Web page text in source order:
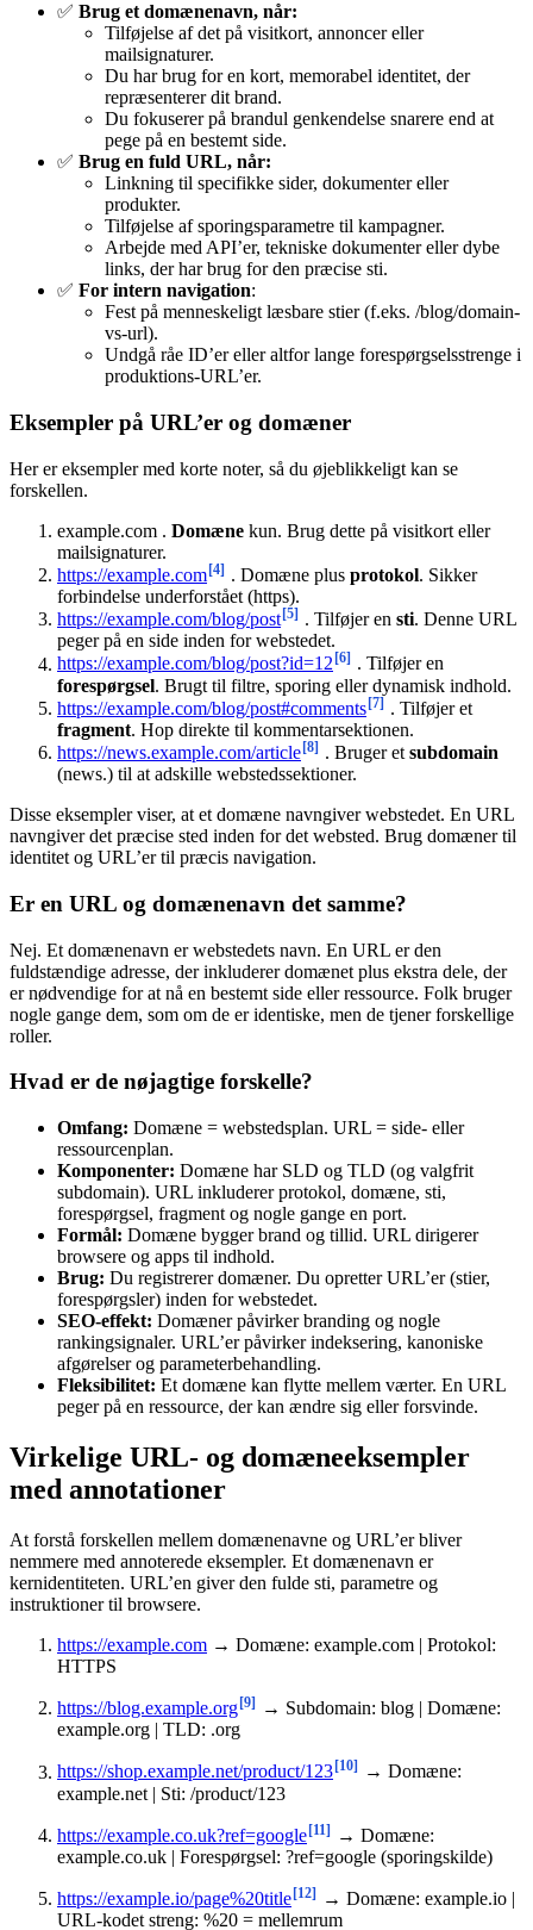
✅ Brug et domænenavn, når:
Tilføjelse af det på visitkort, annoncer eller
mailsignaturer.
Du har brug for en kort, memorabel identitet, der
repræsenterer dit brand.
Du fokuserer på brandul genkendelse snarere end at
pege på en bestemt side.
✅ Brug en fuld URL, når:
Linkning til specifikke sider, dokumenter eller
produkter.
Tilføjelse af sporingsparametre til kampagner.
Arbejde med API’er, tekniske dokumenter eller dybe
links, der har brug for den præcise sti.
✅ For intern navigation:
Fest på menneskeligt læsbare stier (f.eks. /blog/domain-
vs-url).
Undgå råe ID’er eller altfor lange forespørgselsstrenge i
produktions-URL’er.
Eksempler på URL’er og domæner
Her er eksempler med korte noter, så du øjeblikkeligt kan se
forskellen.
example.com . Domæne kun. Brug dette på visitkort eller
mailsignaturer.
https://example.com [4] . Domæne plus protokol. Sikker
forbindelse underforstået (https).
https://example.com/blog/post [5] . Tilføjer en sti. Denne URL
peger på en side inden for webstedet.
https://example.com/blog/post?id=12 [6]
. Tilføjer en
forespørgsel. Brugt til filtre, sporing eller dynamisk indhold.
https://example.com/blog/post#comments [7]
. Tilføjer et
fragment. Hop direkte til kommentarsektionen.
https://news.example.com/article [8] . Bruger et subdomain
(news.) til at adskille webstedssektioner.
Disse eksempler viser, at et domæne navngiver webstedet. En URL
navngiver det præcise sted inden for det websted. Brug domæner til
identitet og URL’er til præcis navigation.
Er en URL og domænenavn det samme?
Nej. Et domænenavn er webstedets navn. En URL er den
fuldstændige adresse, der inkluderer domænet plus ekstra dele, der
er nødvendige for at nå en bestemt side eller ressource. Folk bruger
nogle gange dem, som om de er identiske, men de tjener forskellige
roller.
Hvad er de nøjagtige forskelle?
Omfang: Domæne = webstedsplan. URL = side- eller
ressourcenplan.
Komponenter: Domæne har SLD og TLD (og valgfrit
subdomain). URL inkluderer protokol, domæne, sti,
forespørgsel, fragment og nogle gange en port.
Formål: Domæne bygger brand og tillid. URL dirigerer
browsere og apps til indhold.
Brug: Du registrerer domæner. Du opretter URL’er (stier,
forespørgsler) inden for webstedet.
SEO-effekt: Domæner påvirker branding og nogle
rankingsignaler. URL’er påvirker indeksering, kanoniske
afgørelser og parameterbehandling.
Fleksibilitet: Et domæne kan flytte mellem værter. En URL
peger på en ressource, der kan ændre sig eller forsvinde.
Virkelige URL- og domæneeksempler
med annotationer
At forstå forskellen mellem domænenavne og URL’er bliver
nemmere med annoterede eksempler. Et domænenavn er
kernidentiteten. URL’en giver den fulde sti, parametre og
instruktioner til browsere.
https://example.com → Domæne: example.com | Protokol:
HTTPS
https://blog.example.org [9]
→ Subdomain: blog | Domæne:
example.org | TLD: .org
https://shop.example.net/product/123 [10]
→ Domæne:
example.net | Sti: /product/123
https://example.co.uk?ref=google [11]
→ Domæne:
example.co.uk | Forespørgsel: ?ref=google (sporingskilde)
https://example.io/page%20title [12]
→ Domæne: example.io |
URL-kodet streng: %20 = mellemrum